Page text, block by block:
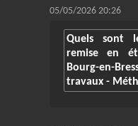
05/05/2026 20:26
Quels sont
remise en
Bourg-en-
travaux -